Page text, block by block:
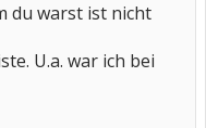
du warst ist nicht
U.a. war ich bei